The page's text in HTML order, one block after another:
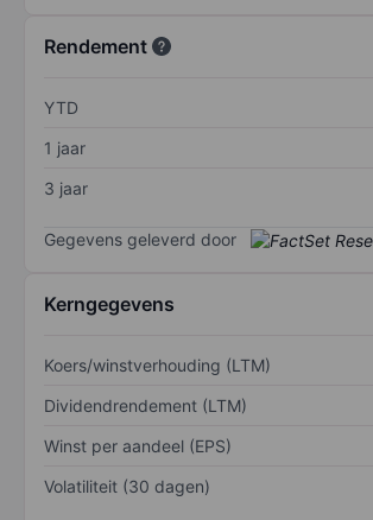
Rendement
YTD
1 jaar
3 jaar
Gegevens geleverd door
Kerngegevens
Koers/winstverhouding (LTM)
Dividendrendement (LTM)
Winst per aandeel (EPS)
Volatiliteit (30 dagen)